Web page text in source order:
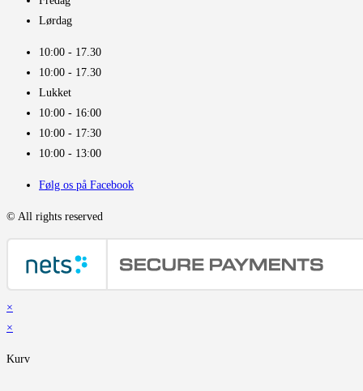
Lørdag
10:00 - 17.30​
10:00 - 17.30​
Lukket
10:00 - 16:00​
10:00 - 17:30
10:00 - 13:00
Følg os på Facebook
© All rights reserved
×
×
Kurv